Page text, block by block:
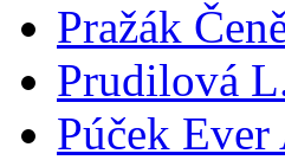
Pražák
Prudilová
Púček